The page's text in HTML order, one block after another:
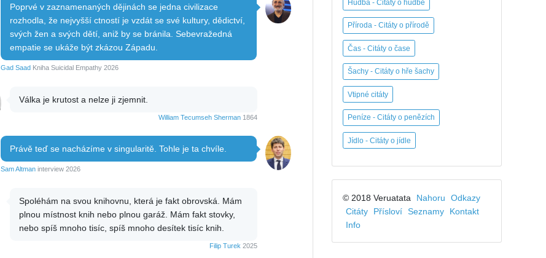
Poprvé v zaznamenaných dějinách se jedna civilizace
rozhodla, že nejvyšší ctností je vzdát se své kultury, dědictví,
svých žen a svých dětí, aniž by se bránila. Sebevražedná
empatie se ukáže být zkázou Západu.
Gad SaadKniha Suicidal Empathy 2026
Válka je krutost a nelze ji zjemnit.
William Tecumseh Sherman1864
Právě teď se nacházíme v singularitě. Tohle je ta chvíle.
Sam Altmaninterview 2026
Spoléhám na svou knihovnu, která je fakt obrovská. Mám
plnou místnost knih nebo plnou garáž. Mám fakt stovky,
nebo spíš mnoho tisíc, spíš mnoho desítek tisíc knih.
Filip Turek 2025
Hudba - Citáty o hudbě
Příroda - Citáty o přírodě
Čas - Citáty o čase
Šachy - Citáty o hře šachy
Vtipné citáty
Peníze - Citáty o penězích
Jídlo - Citáty o jídle
© 2018 Veruatata Nahoru
Odkazy
Citáty
Přísloví Seznamy
Kontakt
Info